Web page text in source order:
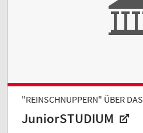
"REINSCHNUPPERN" ÜBER DAS
JuniorSTUDIUM